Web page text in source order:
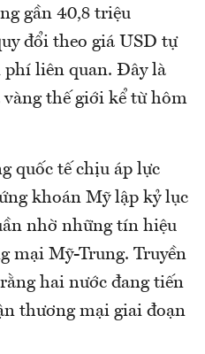
gần 40,8 triệu
đổi theo giá USD tự
phí liên quan. Đây là
thế giới kể từ hôm
quốc tế chịu áp lực
khoán Mỹ lập kỷ lục
nhờ những tín hiệu
mại Mỹ-Trung. Truyền
hai nước đang tiến
thương mại giai đoạn